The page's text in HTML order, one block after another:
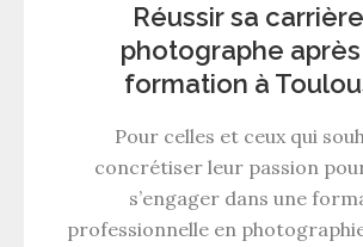
Réussir sa
photographe
formation à
Pour celles et ceux qui
concrétiser leur passion
s’engager dans une
professionnelle en